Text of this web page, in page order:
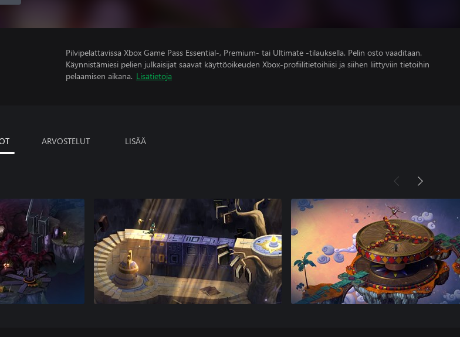
Pilvipelattavissa Xbox Game Pass Essential-, Premium- tai Ultimate -tilauksella. Pelin osto vaaditaan.
Käynnistämiesi pelien julkaisijat saavat käyttöoikeuden Xbox-profiilitietoihiisi ja siihen liittyviin tietoihin
pelaamisen aikana. Lisätietoja
ARVOSTELUT LISÄÄ